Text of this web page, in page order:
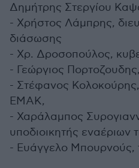
Δημήτρης Στεργίου
- Χρήστος Λάμπρης,
διάσωσης
- Χρ. Δροσοπούλος,
- Γεώργιος
- Στέφανος Κολοκούρης,
ΕΜΑΚ,
- Χαράλαμπος
υποδιοικητής εναέριων
- Ευάγγελο Μπουρνούς,